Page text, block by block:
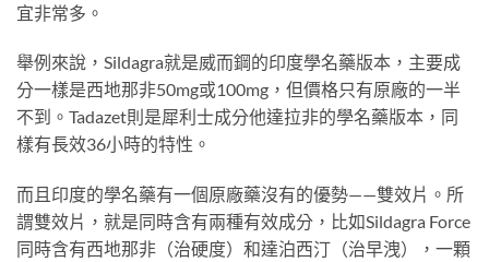
宜非常多。
舉例來說，Sildagra就是威而鋼的印度學名藥版本，主要成
分一樣是西地那非50mg或100mg，但價格只有原廠的一半
不到。Tadazet則是犀利士成分他達拉非的學名藥版本，同
樣有長效36小時的特性。
而且印度的學名藥有一個原廠藥沒有的優勢——雙效片。所
謂雙效片，就是同時含有兩種有效成分，比如Sildagra Force
同時含有西地那非（治硬度）和達泊西汀（治早洩），一顆